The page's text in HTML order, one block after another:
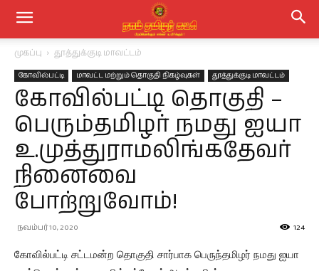
முகப்பு தூத்துக்குடி மாவட்டம்
கோவில்பட்டி மாவட்ட மற்றும் தொகுதி நிகழ்வுகள் தூத்துக்குடி மாவட்டம்
கோவில்பட்டி தொகுதி –
பெரும்தமிழர் நமது ஐயா
உ.முத்துராமலிங்கதேவர்
நினைவை
போற்றுவோம்!
நவம்பர் 10, 2020 124
கோவில்பட்டி சட்டமன்ற தொகுதி சார்பாக பெருந்தமிழர் நமது ஐயா